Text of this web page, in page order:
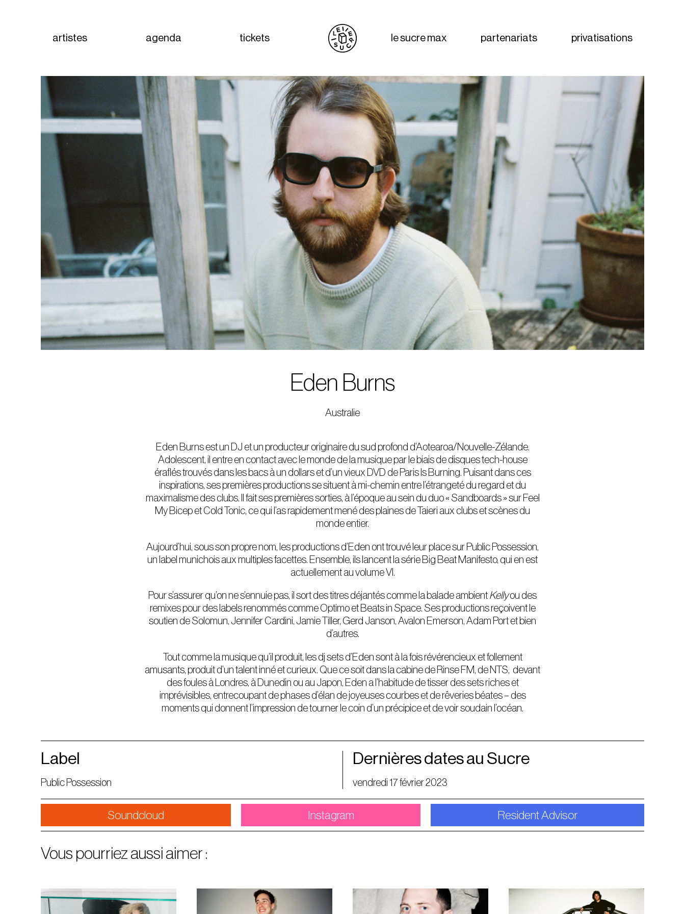
artistes agenda tickets le sucre max partenariats privatisations
Eden Burns
Australie
Eden Burns est un DJ et un producteur originaire du sud profond d’Aotearoa/Nouvelle-Zélande.
Adolescent, il entre en contact avec le monde de la musique par le biais de disques tech-house
éraflés trouvés dans les bacs à un dollars et d’un vieux DVD de Paris Is Burning. Puisant dans ces
inspirations, ses premières productions se situent à mi-chemin entre l’étrangeté du regard et du
maximalisme des clubs. Il fait ses premières sorties, à l’époque au sein du duo « Sandboards » sur Feel
My Bicep et Cold Tonic, ce qui l’as rapidement mené des plaines de Taieri aux clubs et scènes du
monde entier.
Aujourd’hui, sous son propre nom, les productions d’Eden ont trouvé leur place sur Public Possession,
un label munichois aux multiples facettes. Ensemble, ils lancent la série Big Beat Manifesto, qui en est
actuellement au volume VI.
Pour s’assurer qu’on ne s’ennuie pas, il sort des titres déjantés comme la balade ambientKellyou des
remixes pour des labels renommés comme Optimo et Beats in Space. Ses productions reçoivent le
soutien de Solomun, Jennifer Cardini, Jamie Tiller, Gerd Janson, Avalon Emerson, Adam Port et bien
d’autres.
Tout comme la musique qu’il produit, les dj sets d’Eden sont à la fois révérencieux et follement
amusants, produit d’un talent inné et curieux. Que ce soit dans la cabine de Rinse FM, de NTS, devant
des foules à Londres, à Dunedin ou au Japon, Eden a l’habitude de tisser des sets riches et
imprévisibles, entrecoupant de phases d’élan de joyeuses courbes et de rêveries béates – des
moments qui donnent l’impression de tourner le coin d’un précipice et de voir soudain l’océan.
Label
Public Possession
Dernières dates au Sucre
vendredi 17 février 2023
Soundcloud Instagram Resident Advisor
Vous pourriez aussi aimer :